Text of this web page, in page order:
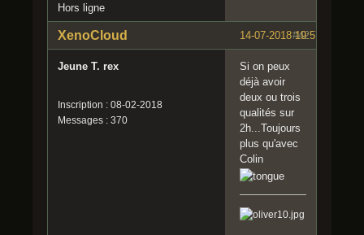
Hors ligne
#42
14-07-2018 19:57:56
XenoCloud
Jeune T. rex
Inscription : 08-02-2018
Messages : 370
Si on peux
déjà avoir
deux ou trois
qualités sur
2h...Toujours
plus qu'avec
Colin